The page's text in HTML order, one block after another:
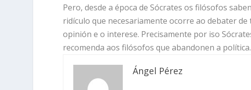
Pero, desde a época de Sócrates os filósofos
ridículo que necesariamente ocorre ao debater
opinión e o interese. Precisamente por iso
recomenda aos filósofos que abandonen a política.
Ángel Pérez